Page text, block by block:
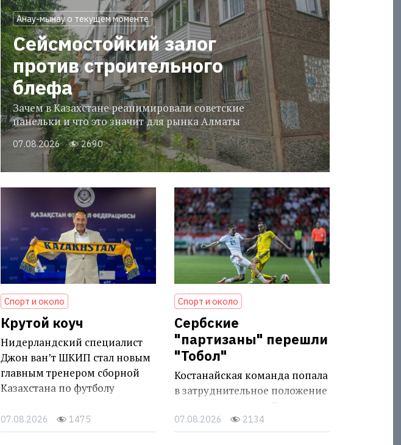
Анау-мынау о текущем моменте
Сейсмостойкий залог
против строительного
блефа
Зачем в Казахстане реанимировали советские
панельки и что это значит для рынка Алматы
07.08.2026 2690
Спорт и около
Крутой коуч
Нидерландский специалист
Джон ван’т ШКИП стал новым
главным тренером сборной
Казахстана по футболу
07.08.2026 1475
Спорт и около
Сербские
"партизаны" перешли
"Тобол"
Костанайская команда попала
в затруднительное положение
после поражения в Белграде
07.08.2026 2134